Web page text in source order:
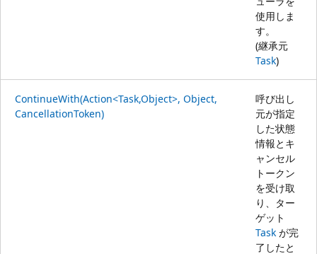
使用しま
す。
(継承元
Task)
ContinueWith(Action<Task,Object>, Object,
CancellationToken)
呼び出し
元が指定
した状態
情報とキ
ャンセル
トークン
を受け取
り、ター
ゲット
Task が完
了したと